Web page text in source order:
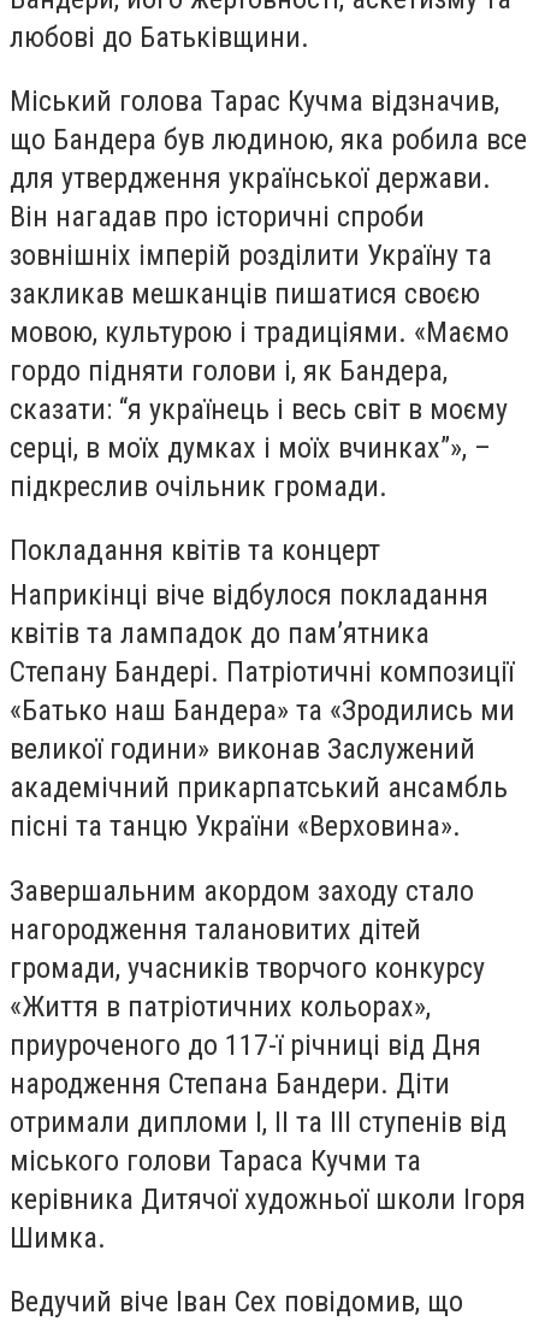
любові до Батьківщини.
Міський голова Тарас Кучма відзначив,
що Бандера був людиною, яка робила все
для утвердження української держави.
Він нагадав про історичні спроби
зовнішніх імперій розділити Україну та
закликав мешканців пишатися своєю
мовою, культурою і традиціями. «Маємо
гордо підняти голови і, як Бандера,
сказати: “я українець і весь світ в моєму
серці, в моїх думках і моїх вчинках”», –
підкреслив очільник громади.
Покладання квітів та концерт
Наприкінці віче відбулося покладання
квітів та лампадок до пам’ятника
Степану Бандері. Патріотичні композиції
«Батько наш Бандера» та «Зродились ми
великої години» виконав Заслужений
академічний прикарпатський ансамбль
пісні та танцю України «Верховина».
Завершальним акордом заходу стало
нагородження талановитих дітей
громади, учасників творчого конкурсу
«Життя в патріотичних кольорах»,
приуроченого до 117-ї річниці від Дня
народження Степана Бандери. Діти
отримали дипломи І, ІІ та ІІІ ступенів від
міського голови Тараса Кучми та
керівника Дитячої художньої школи Ігоря
Шимка.
Ведучий віче Іван Сех повідомив, що